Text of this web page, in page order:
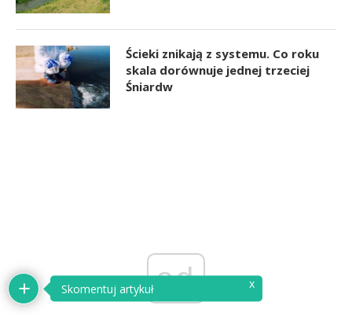
Ścieki znikają z systemu. Co roku
skala dorównuje jednej trzeciej
Śniardw
ad
Skomentuj artykuł x